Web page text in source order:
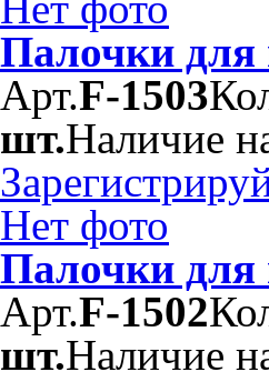
Палочки
Арт.F-1503
шт.Наличие
Нет фото
Палочки
Арт.F-1502
шт.Наличие